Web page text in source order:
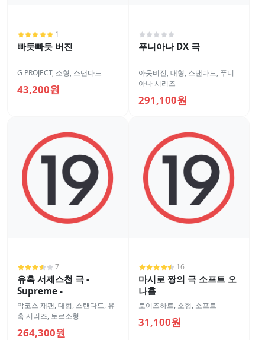
1
빠듯빠듯 버진
G PROJECT, 소형, 스탠다드
43,200원
푸니아나 DX 극
아웃비전,대형, 스탠다드, 푸니
아나 시리즈
291,100원
7
유혹 서제스천 극 -
Supreme -
막코스 재팬,대형, 스탠다드, 유
혹 시리즈, 토르소형
264,300원
16
마시로 짱의 극 소프트 오
나홀
토이즈하트, 소형, 소프트
31,100원